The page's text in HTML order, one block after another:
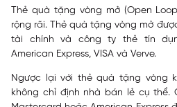
Thẻ quà tặng vòng mở (Open
rộng rãi. Thẻ quà tặng vòng mở
tài chính và công ty thẻ tín
American Express, VISA và Verve.
Ngược lại với thẻ quà tặng vòng
không chỉ định nhà bán lẻ cụ thể.